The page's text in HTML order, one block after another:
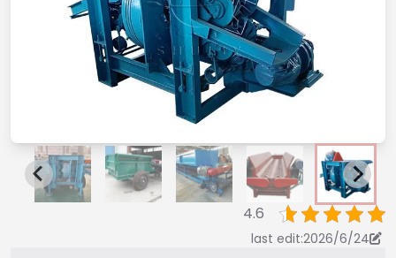
4.6
last edit:2026/6/24